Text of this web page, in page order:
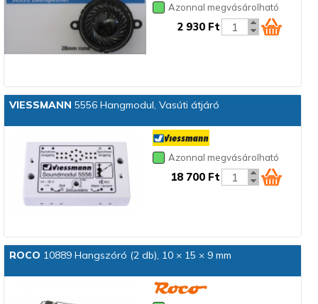
Azonnal megvásárolható
2 930 Ft
VIESSMANN 5556 Hangmodul, Vasúti átjáró
Azonnal megvásárolható
18 700 Ft
ROCO 10889 Hangszóró (2 db), 10 × 15 × 9 mm